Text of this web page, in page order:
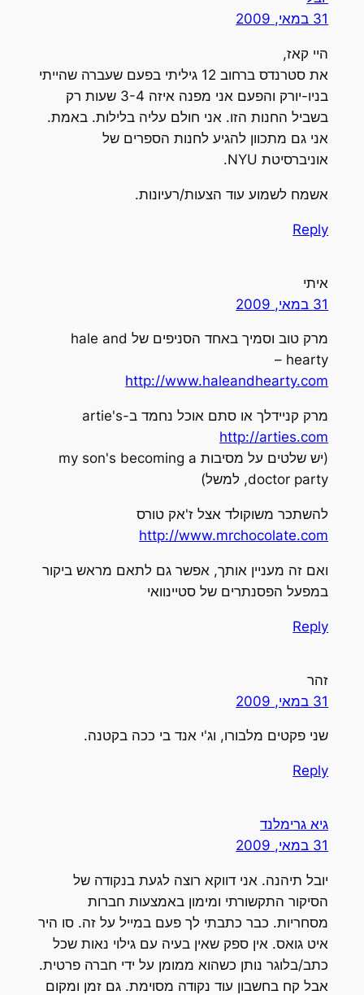
היי קאז,
את סטרנדס ברחוב 12 גיליתי בפעם שעברה שהייתי
בניו-יורק והפעם אני מפנה איזה 3-4 שעות רק
בשביל החנות הזו. אני חולם עליה בלילות. באמת.
אני גם מתכוון להגיע לחנות הספרים של
אוניברסיטת NYU.
אשמח לשמוע עוד הצעות/רעיונות.
Reply
איתי
מרק טוב וסמיך באחד הסניפים של hale and
hearty –
http://www.haleandhearty.com
מרק קניידלך או סתם אוכל נחמד ב-artie's
http://arties.com
(יש שלטים על מסיבות my son's becoming a
doctor party, למשל)
להשתכר משוקולד אצל ז'אק טורס
http://www.mrchocolate.com
ואם זה מעניין אותך, אפשר גם לתאם מראש ביקור
במפעל הפסנתרים של סטיינוואי
Reply
זהר
שני פקטים מלבורו, וג'י אנד בי ככה בקטנה.
Reply
גיא גרימלנד
יובל תיהנה. אני דווקא רוצה לגעת בנקודה של
הסיקור התקשורתי ומימון באמצעות חברות
מסחריות. כבר כתבתי לך פעם במייל על זה. סו היר
איט גואס. אין ספק שאין בעיה עם גילוי נאות שכל
כתב/בלוגר נותן כשהוא ממומן על ידי חברה פרטית.
אבל קח בחשבון עוד נקודה מסוימת. גם זמן ומקום